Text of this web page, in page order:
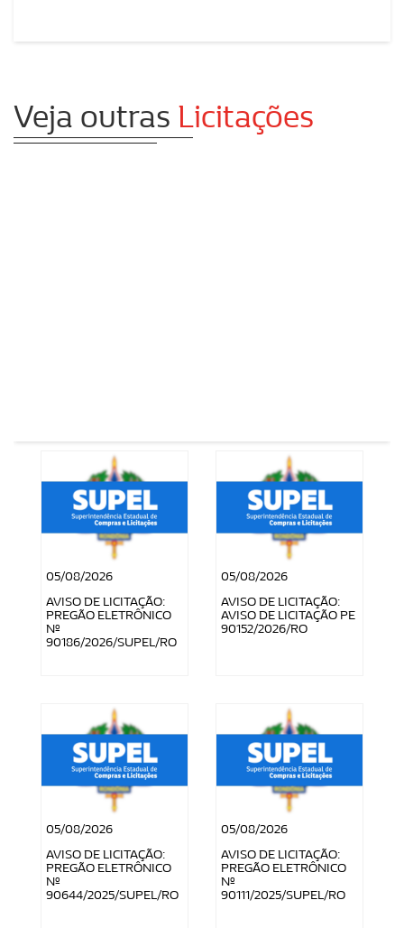
Veja outras Licitações
05/08/2026
AVISO DE LICITAÇÃO:
PREGÃO ELETRÔNICO
Nº
90186/2026/SUPEL/RO
05/08/2026
AVISO DE LICITAÇÃO:
AVISO DE LICITAÇÃO PE
90152/2026/RO
05/08/2026
AVISO DE LICITAÇÃO:
PREGÃO ELETRÔNICO
Nº
90644/2025/SUPEL/RO
05/08/2026
AVISO DE LICITAÇÃO:
PREGÃO ELETRÔNICO
Nº
90111/2025/SUPEL/RO